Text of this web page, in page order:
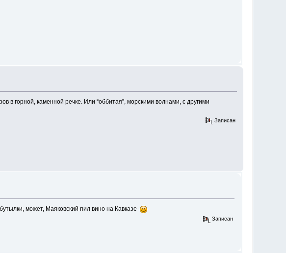
в горной, каменной речке. Или “оббитая”, морскими волнами, с другими
Записан
может, Маяковский пил вино на Кавказе
Записан